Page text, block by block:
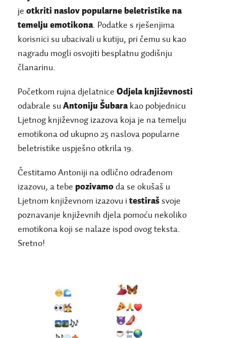
jeotkriti naslov popularne beletristike na
temelju emotikona. Podatke s rješenjima
korisnici su ubacivali u kutiju, pri čemu su kao
nagradu mogli osvojiti besplatnu godišnju
članarinu.
Početkom rujna djelatniceOdjela književnosti
odabrale suAntoniju Šubarakao pobjednicu
Ljetnog književnog izazova koja je na temelju
emotikona od ukupno 25 naslova popularne
beletristike uspješno otkrila 19.
Čestitamo Antoniji na odlično odrađenom
izazovu, a tebe pozivamo da se okušaš u
Ljetnom književnom izazovu itestiraš svoje
poznavanje književnih djela pomoću nekoliko
emotikona koji se nalaze ispod ovog teksta.
Sretno!